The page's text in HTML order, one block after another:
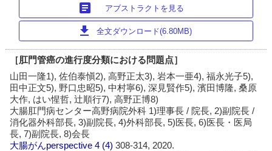
article アブストラクトを見る
download 全文ダウンロード(6.80MB)
［肛門管癌の進行度分類における問題点］
山田一隆1), 佐伯泰愼2), 高野正太3), 岩本一亜4), 福永光子5),
田中正文5), 野口忠昭5), 中村寧6), 深見賢作5), 濱田博隆, 桑原
大作, はい惺哲, 辻順行7), 高野正博8)
大腸肛門病センター高野病院外科 1)理事長 / 院長, 2)副院長 /
消化器外科部長, 3)副院長, 4)外科部長, 5)医長, 6)医長・医局
長, 7)副院長, 8)会長
大腸がんperspective 4 (4)308-314, 2020.